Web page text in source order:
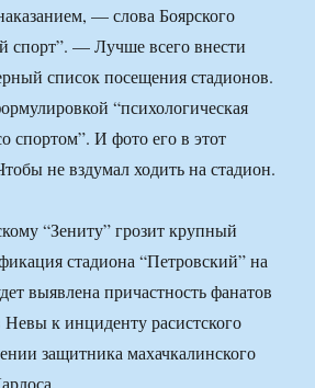
— слова Боярского
спорт”. — Лучше всего внести
список посещения стадионов.
“психологическая
спортом”. И фото его в этот
не вздумал ходить на стадион.
“Зениту” грозит крупный
стадиона “Петровский” на
выявлена причастность фанатов
к инциденту расистского
защитника махачкалинского